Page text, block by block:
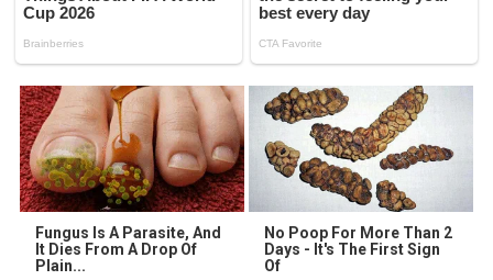
Fungus Is A Parasite, And
It Dies From A Drop Of
Plain...
No Poop For More Than 2
Days - It's The First Sign
Of